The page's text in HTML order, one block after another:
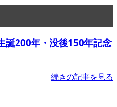
誕200年・没後150年記念
続きの記事を見る